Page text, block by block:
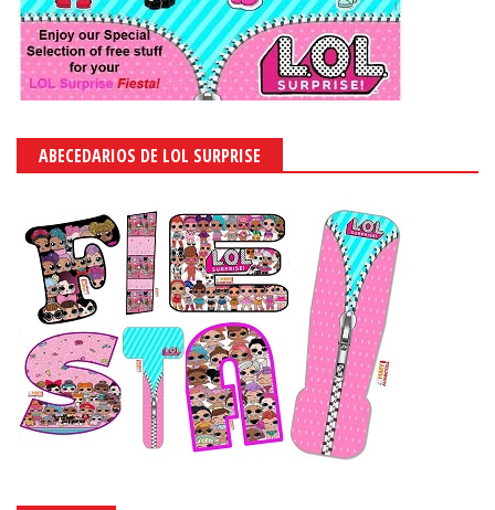
ABECEDARIOS DE LOL SURPRISE